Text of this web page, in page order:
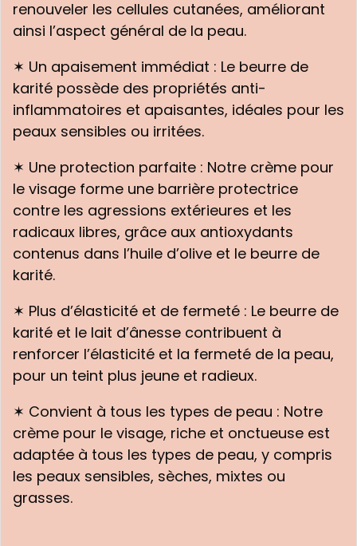
renouveler les cellules cutanées, améliorant
ainsi l’aspect général de la peau.
✶ Un apaisement immédiat : Le beurre de
karité possède des propriétés anti-
inflammatoires et apaisantes, idéales pour les
peaux sensibles ou irritées.
✶ Une protection parfaite : Notre crème pour
le visage forme une barrière protectrice
contre les agressions extérieures et les
radicaux libres, grâce aux antioxydants
contenus dans l’huile d’olive et le beurre de
karité.
✶ Plus d’élasticité et de fermeté : Le beurre de
karité et le lait d’ânesse contribuent à
renforcer l’élasticité et la fermeté de la peau,
pour un teint plus jeune et radieux.
✶ Convient à tous les types de peau : Notre
crème pour le visage, riche et onctueuse est
adaptée à tous les types de peau, y compris
les peaux sensibles, sèches, mixtes ou
grasses.